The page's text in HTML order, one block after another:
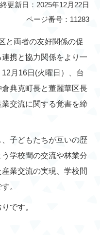
更新日：2025年12月22日
ページ番号：11283
と両者の友好関係の促
携と協力関係をより一
月16日(火曜日）、台
典克町長と董麗華区長
交流に関する覚書を締
子どもたちが互いの歴
学校間の交流や林業分
業交流の実現、学校間
。
です。